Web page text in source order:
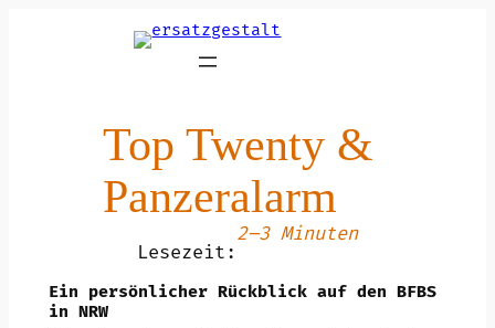
Top Twenty &
Panzeralarm
Lesezeit:
2–3 Minuten
Ein persönlicher Rückblick auf den BFBS
in NRW